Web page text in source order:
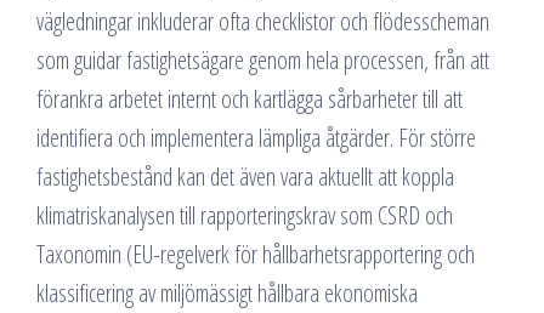
vägledningar inkluderar ofta checklistor och flödesscheman
som guidar fastighetsägare genom hela processen, från att
förankra arbetet internt och kartlägga sårbarheter till att
identifiera och implementera lämpliga åtgärder. För större
fastighetsbestånd kan det även vara aktuellt att koppla
klimatriskanalysen till rapporteringskrav som CSRD och
Taxonomin (EU-regelverk för hållbarhetsrapportering och
klassificering av miljömässigt hållbara ekonomiska